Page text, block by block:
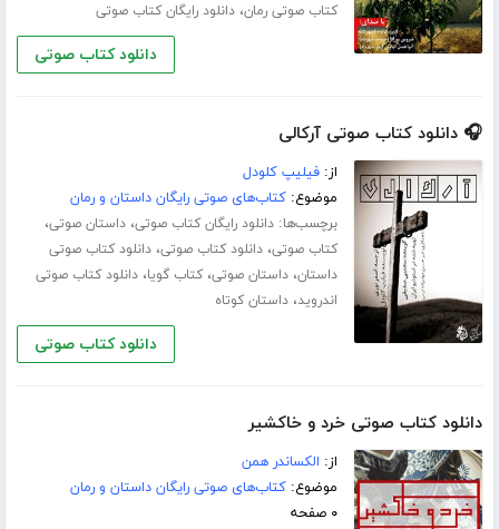
کتاب صوتی رمان،دانلود رایگان کتاب صوتی
دانلود کتاب صوتی
🎧 دانلود کتاب صوتی آرکالی
از:فیلیپ کلودل
موضوع:کتاب‌های صوتی رایگان داستان و رمان
برچسب‌ها:دانلود رایگان کتاب صوتی،داستان صوتی،
کتاب صوتی،دانلود کتاب صوتی،دانلود کتاب صوتی
داستان،داستان صوتی،کتاب گویا،دانلود کتاب صوتی
اندروید،داستان کوتاه
دانلود کتاب صوتی
دانلود کتاب صوتی خرد و خاکشیر
از: الکساندر همن
موضوع:کتاب‌های صوتی رایگان داستان و رمان
۰ صفحه